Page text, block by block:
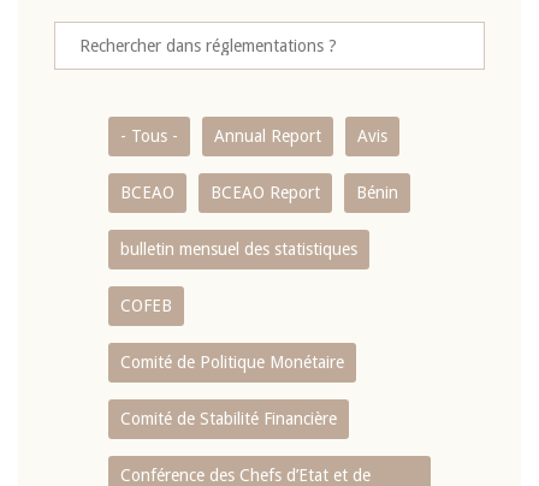
- Tous - Annual Report Avis
BCEAO BCEAO Report Bénin
bulletin mensuel des statistiques
COFEB
Comité de Politique Monétaire
Comité de Stabilité Financière
Conférence des Chefs d’Etat et de